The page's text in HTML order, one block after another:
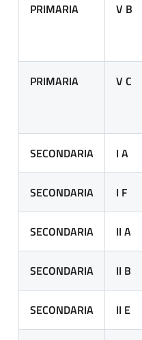
PRIMARIA V B
PRIMARIA V C
SECONDARIA I A
SECONDARIA I F
SECONDARIA II A
SECONDARIA II B
SECONDARIA II E